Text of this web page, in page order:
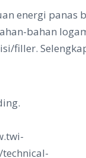
energi
bahan
filler.